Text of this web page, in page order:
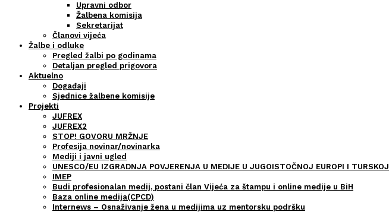
Upravni odbor
Žalbena komisija
Sekretarijat
Članovi vijeća
Žalbe i odluke
Pregled žalbi po godinama
Detaljan pregled prigovora
Aktuelno
Događaji
Sjednice žalbene komisije
Projekti
JUFREX
JUFREX2
STOP! GOVORU MRŽNJE
Profesija novinar/novinarka
Mediji i javni ugled
UNESCO/EU IZGRADNJA POVJERENJA U MEDIJE U JUGOISTOČNOJ EUROPI I TURSKOJ
IMEP
Budi profesionalan medij, postani član Vijeća za štampu i online medije u BiH
Baza online medija(CPCD)
Internews – Osnaživanje žena u medijima uz mentorsku podršku